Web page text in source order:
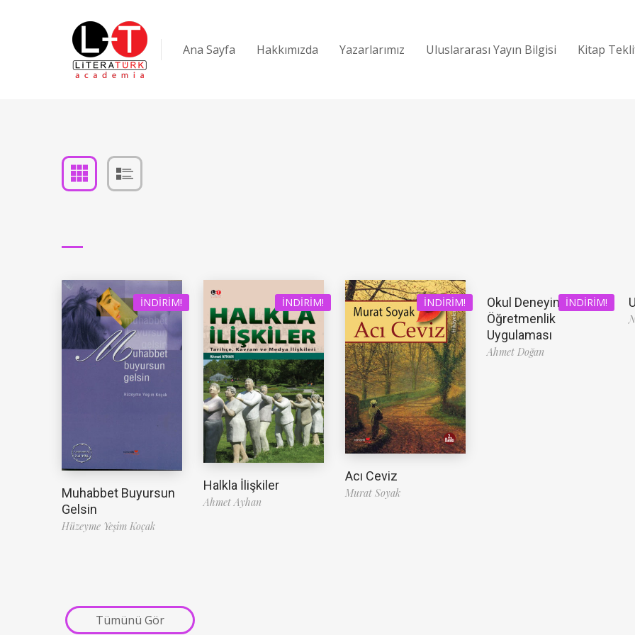
Ana Sayfa Hakkımızda Yazarlarımız Uluslararası Yayın Bilgisi Kitap
İNDIRIM!
Muhabbet Buyursun
Gelsin
Hüzeyme Yeşim Koçak
İNDIRIM!
Halkla İlişkiler
Ahmet Ayhan
İNDIRIM!
Acı Ceviz
Murat Soyak
İNDIRIM!
Okul Deneyimi ve
Öğretmenlik
Uygulaması
Ahmet Doğan
Tümünü Gör